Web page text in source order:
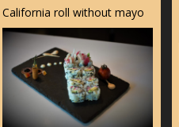
California roll without mayo